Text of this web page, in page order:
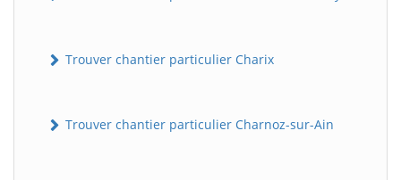
Trouver chantier particulier Charix
Trouver chantier particulier Charnoz-sur-Ain